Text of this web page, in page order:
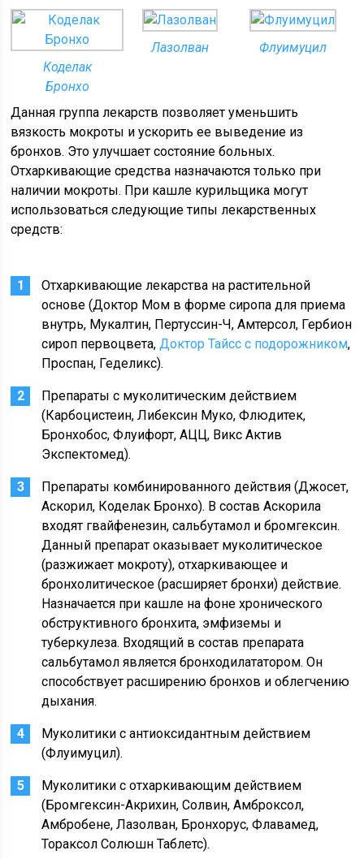
Коделак
Бронхо
Лазолван Флуимуцил
Данная группа лекарств позволяет уменьшить
вязкость мокроты и ускорить ее выведение из
бронхов. Это улучшает состояние больных.
Отхаркивающие средства назначаются только при
наличии мокроты. При кашле курильщика могут
использоваться следующие типы лекарственных
средств:
Отхаркивающие лекарства на растительной
основе (Доктор Мом в форме сиропа для приема
внутрь, Мукалтин, Пертуссин-Ч, Амтерсол, Гербион
сироп первоцвета,Доктор Тайсс с подорожником,
Проспан, Геделикс).
Препараты с муколитическим действием
(Карбоцистеин, Либексин Муко, Флюдитек,
Бронхобос, Флуифорт, АЦЦ, Викс Актив
Экспектомед).
Препараты комбинированного действия (Джосет,
Аскорил, Коделак Бронхо). В состав Аскорила
входят гвайфенезин, сальбутамол и бромгексин.
Данный препарат оказывает муколитическое
(разжижает мокроту), отхаркивающее и
бронхолитическое (расширяет бронхи) действие.
Назначается при кашле на фоне хронического
обструктивного бронхита, эмфиземы и
туберкулеза. Входящий в состав препарата
сальбутамол является бронходилататором. Он
способствует расширению бронхов и облегчению
дыхания.
Муколитики с антиоксидантным действием
(Флуимуцил).
Муколитики с отхаркивающим действием
(Бромгексин-Акрихин, Солвин, Амброксол,
Амбробене, Лазолван, Бронхорус, Флавамед,
Тораксол Солюшн Таблетс).